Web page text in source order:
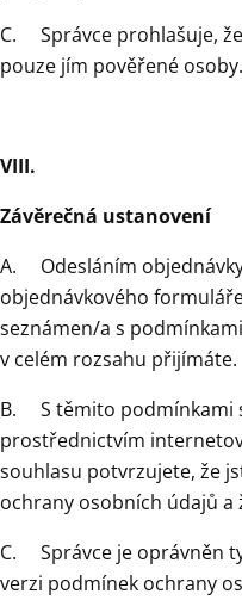
C. Správce prohlašuje,
pouze jím pověřené osoby.
VIII.
Závěrečná ustanovení
A. Odesláním
objednávkového
seznámen/a s
v celém rozsahu přijímáte.
B. S těmito podmínkami
prostřednictvím
souhlasu potvrzujete, že
ochrany osobních údajů a
C. Správce je oprávněn
verzi podmínek ochrany